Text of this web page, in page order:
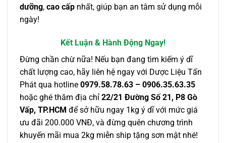
dưỡng, cao cấp nhất, giúp bạn an tâm sử dụng mỗi
ngày!
Kết Luận & Hành Động Ngay!
Đừng chần chừ nữa! Nếu bạn đang tìm kiếm ý dĩ
chất lượng cao, hãy liên hệ ngay với Dược Liệu Tấn
Phát qua hotline 0979.58.78.63 – 0906.35.63.35
hoặc ghé thăm địa chỉ 22/21 Đường Số 21, P8 Gò
Vấp, TP.HCM để sở hữu ngay 1kg ý dĩ với mức giá
ưu đãi 200.000 VNĐ, và đừng quên chương trình
khuyến mãi mua 2kg miễn ship tặng sơn mật nhé!